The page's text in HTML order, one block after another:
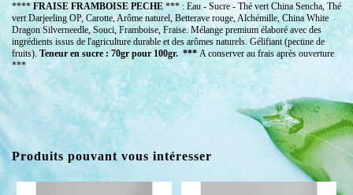
**** FRAISE FRAMBOISE PECHE *** : Eau - Sucre - Thé vert China Sencha, Thé
vert Darjeeling OP, Carotte, Arôme naturel, Betterave rouge, Alchémille, China White
Dragon Silverneedle, Souci, Framboise, Fraise. Mélange premium élaboré avec des
ingrédients issus de l'agriculture durable et des arômes naturels. Gélifiant (pectine de
fruits). Teneur en sucre : 70gr pour 100gr. *** A conserver au frais après ouverture
***
Produits pouvant vous intéresser